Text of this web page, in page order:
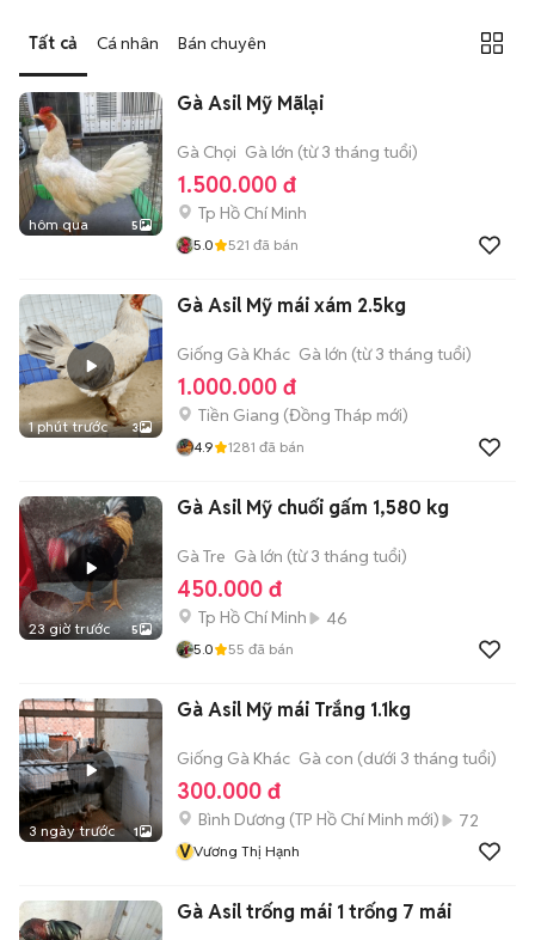
Tất cả Cá nhân Bán chuyên
hôm qua 5
Gà Asil Mỹ Mãlại
Gà Chọi Gà lớn (từ 3 tháng tuổi)
1.500.000 đ
Tp Hồ Chí Minh
5.0 521 đã bán
1 phút trước 3
Gà Asil Mỹ mái xám 2.5kg
Giống Gà Khác Gà lớn (từ 3 tháng tuổi)
1.000.000 đ
Tiền Giang (Đồng Tháp mới)
4.9 1281 đã bán
23 giờ trước 5
Gà Asil Mỹ chuối gấm 1,580 kg
Gà Tre Gà lớn (từ 3 tháng tuổi)
450.000 đ
Tp Hồ Chí Minh 46
5.0 55 đã bán
3 ngày trước 1
Gà Asil Mỹ mái Trắng 1.1kg
Giống Gà Khác Gà con (dưới 3 tháng tuổi)
300.000 đ
Bình Dương (TP Hồ Chí Minh mới)
72
VVương Thị Hạnh
Gà Asil trống mái 1 trống 7 mái